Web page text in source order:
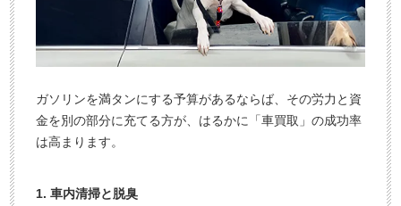
ガソリンを満タンにする予算があるならば、その労力と資
金を別の部分に充てる方が、はるかに「車買取」の成功率
は高まります。
1. 車内清掃と脱臭